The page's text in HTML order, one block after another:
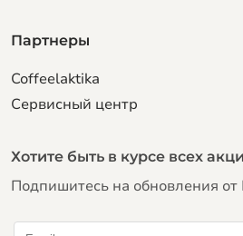
Партнеры
Coffeelaktika
Сервисный центр
Хотите быть в курсе всех
Подпишитесь на обновления от